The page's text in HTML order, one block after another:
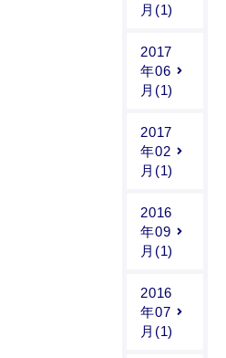
月(1)
2017
年06
月(1)
2017
年02
月(1)
2016
年09
月(1)
2016
年07
月(1)